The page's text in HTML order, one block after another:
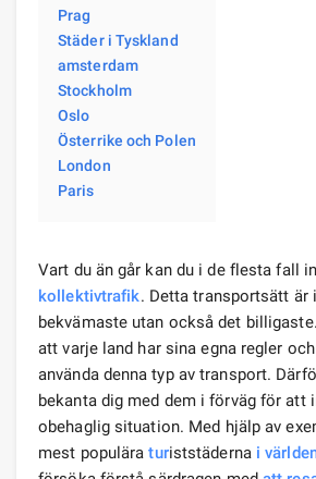
Prag
Städer i Tyskland
amsterdam
Stockholm
Oslo
Österrike och Polen
London
Paris
Vart du än går kan du i de flesta fall
kollektivtrafik. Detta transportsätt är
bekvämaste utan också det
att varje land har sina egna regler
använda denna typ av transport.
bekanta dig med dem i förväg för att
obehaglig situation. Med hjälp av
mest populäraturiststäderna i